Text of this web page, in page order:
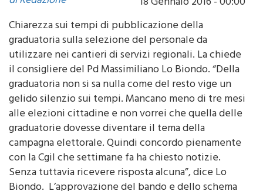
Chiarezza sui tempi di pubblicazione della
graduatoria sulla selezione del personale da
utilizzare nei cantieri di servizi regionali. La chiede
il consigliere del Pd Massimiliano Lo Biondo. “Della
graduatoria non si sa nulla come del resto vige un
gelido silenzio sui tempi. Mancano meno di tre mesi
alle elezioni cittadine e non vorrei che quella delle
graduatorie dovesse diventare il tema della
campagna elettorale. Quindi concordo pienamente
con la Cgil che settimane fa ha chiesto notizie.
Senza tuttavia ricevere risposta alcuna”, dice Lo
Biondo. L’approvazione del bando e dello schema